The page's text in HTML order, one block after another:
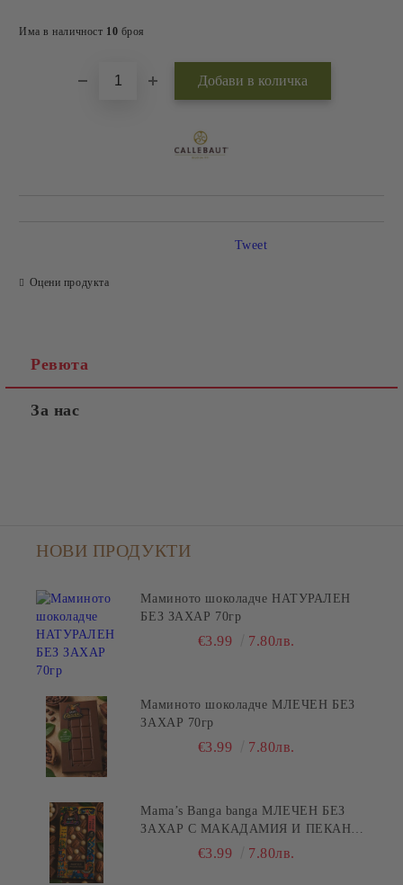
Има в наличност 10 броя
Оцени продукта
Tweet
Ревюта
За нас
НОВИ ПРОДУКТИ
Маминото шоколадче НАТУРАЛЕН
БЕЗ ЗАХАР 70гр
€3.99 7.80лв.
Маминото шоколадче МЛЕЧЕН БЕЗ
ЗАХАР 70гр
€3.99 7.80лв.
Mama’s Banga banga МЛЕЧЕН БЕЗ
ЗАХАР С МАКАДАМИЯ И ПЕКАН
€3.99 7.80лв.